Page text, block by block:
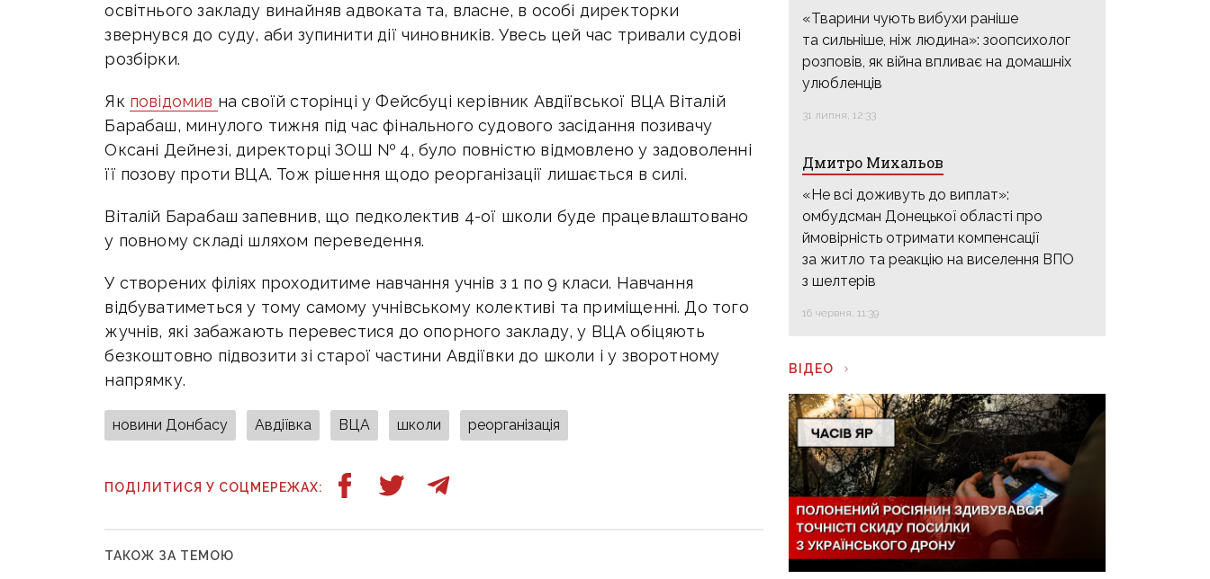
освітнього закладу винайняв адвоката та, власне, в особі директорки
звернувся до суду, аби зупинити дії чиновників. Увесь цей час тривали судові
розбірки.
Як повідомив на своїй сторінці у Фейсбуці керівник Авдіївської ВЦА Віталій
Барабаш, минулого тижня під час фінального судового засідання позивачу
Оксані Дейнезі, директорці ЗОШ № 4, було повністю відмовлено у задоволенні
її позову проти ВЦА. Тож рішення щодо реорганізації лишається в силі.
Віталій Барабаш запевнив, що педколектив 4-ої школи буде працевлаштовано
у повному складі шляхом переведення.
У створених філіях проходитиме навчання учнів з 1 по 9 класи. Навчання
відбуватиметься у тому самому учнівському колективі та приміщенні. До того
жучнів, які забажають перевестися до опорного закладу, у ВЦА обіцяють
безкоштовно підвозити зі старої частини Авдіївки до школи і у зворотному
напрямку.
новини Донбасу Авдіївка ВЦА школи реорганізація
ПОДІЛИТИСЯ У СОЦМЕРЕЖАХ:
ТАКОЖ ЗА ТЕМОЮ
«Тварини чують вибухи раніше
та сильніше, ніж людина»: зоопсихолог
розповів, як війна впливає на домашніх
улюбленців
31 липня, 12:33
Дмитро Михальов
«Не всі доживуть до виплат»:
омбудсман Донецької області про
ймовірність отримати компенсації
за житло та реакцію на виселення ВПО
з шелтерів
16 червня, 11:39
ВІДЕО